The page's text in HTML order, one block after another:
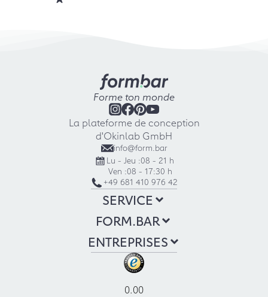
Forme ton monde
La plateforme de conception
d'Okinlab GmbH
info@form.bar
Lu - Jeu :08 - 21 h
Ven :08 - 17:30 h
+49 681 410 976 42
SERVICE
FORM.BAR
ENTREPRISES
0.00